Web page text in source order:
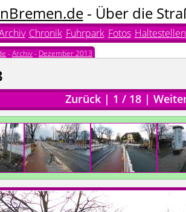
- Über die
Chronik Fuhrpark Fotos Haltestellen
-Archiv- Dezember 2013
Zurück | 1 / 18 |